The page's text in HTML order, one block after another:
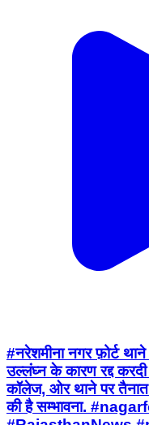
#नरेशमीना नगर फ़ोर्ट
उल्लंघ्न के कारण रद्द करदी
कॉलेज, ओर थाने पर
की है सम्भावना.